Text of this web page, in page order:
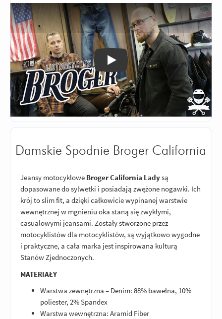
Odtwórz
Damskie Spodnie Broger California
Jeansy motocyklowe Broger California Ladysą
dopasowane do sylwetki i posiadają zwężone nogawki. Ich
krój to slim fit, a dzięki całkowicie wypinanej warstwie
wewnętrznej w mgnieniu oka staną się zwykłymi,
casualowymi jeansami. Zostały stworzone przez
motocyklistów dla motocyklistów, są wyjątkowo wygodne
i praktyczne, a cała marka jest inspirowana kulturą
Stanów Zjednoczonych.
MATERIAŁY
Warstwa zewnętrzna – Denim: 88% bawełna, 10%
poliester, 2% Spandex
Warstwa wewnętrzna: Aramid Fiber